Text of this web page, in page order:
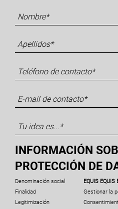
INFORMACIÓN
PROTECCIÓN DE
Denominación social
EQUIS EQUIS
Finalidad
Gestionar la
Legitimización